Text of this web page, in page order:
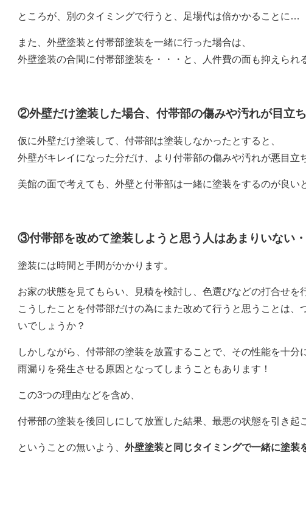
ところが、別のタイミングで行うと、足場代は倍かかることに…
また、外壁塗装と付帯部塗装を一緒に行った場合は、
外壁塗装の合間に付帯部塗装を・・・と、人件費の面も抑えられ
②外壁だけ塗装した場合、付帯部の傷みや汚れが目立ち
仮に外壁だけ塗装して、付帯部は塗装しなかったとすると、
外壁がキレイになった分だけ、より付帯部の傷みや汚れが悪目立
美館の面で考えても、外壁と付帯部は一緒に塗装をするのが良い
③付帯部を改めて塗装しようと思う人はあまりいない
塗装には時間と手間がかかります。
お家の状態を見てもらい、見積を検討し、色選びなどの打合せを
こうしたことを付帯部だけの為にまた改めて行うと思うことは、
いでしょうか？
しかしながら、付帯部の塗装を放置することで、その性能を十分
雨漏りを発生させる原因となってしまうこともあります！
この3つの理由などを含め、
付帯部の塗装を後回しにして放置した結果、最悪の状態を引き起
ということの無いよう、 外壁塗装と同じタイミングで一緒に塗装